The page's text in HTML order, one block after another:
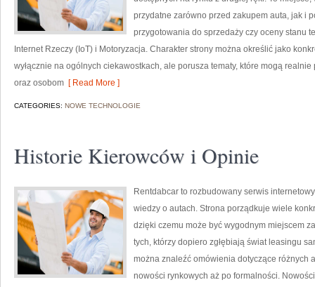
przydatne zarówno przed zakupem auta, jak i
przygotowania do sprzedaży czy oceny stanu
Internet Rzeczy (IoT) i Motoryzacja. Charakter strony można określić jako
wyłącznie na ogólnych ciekawostkach, ale porusza tematy, które mogą
oraz osobom [ Read More ]
CATEGORIES: NOWE TECHNOLOGIE
Historie Kierowców i Opinie
Rentdabcar to rozbudowany serwis
wiedzy o autach. Strona porządkuje wiele
dzięki czemu może być wygodnym miejscem
tych, którzy dopiero zgłębiają świat leasingu
można znaleźć omówienia dotyczące różnych
nowości rynkowych aż po formalności.